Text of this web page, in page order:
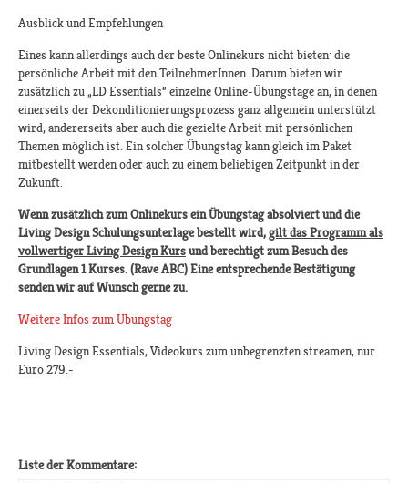
Ausblick und Empfehlungen
Eines kann allerdings auch der beste Onlinekurs nicht bieten: die
persönliche Arbeit mit den TeilnehmerInnen. Darum bieten wir
zusätzlich zu „LD Essentials“ einzelne Online-Übungstage an, in denen
einerseits der Dekonditionierungsprozess ganz allgemein unterstützt
wird, andererseits aber auch die gezielte Arbeit mit persönlichen
Themen möglich ist. Ein solcher Übungstag kann gleich im Paket
mitbestellt werden oder auch zu einem beliebigen Zeitpunkt in der
Zukunft.
Wenn zusätzlich zum Onlinekurs ein Übungstag absolviert und die
Living Design Schulungsunterlage bestellt wird,gilt das Programm als
vollwertiger Living Design Kursund berechtigt zum Besuch des
Grundlagen 1 Kurses. (Rave ABC) Eine entsprechende Bestätigung
senden wir auf Wunsch gerne zu.
Weitere Infos zum Übungstag
Living Design Essentials, Videokurs zum unbegrenzten streamen, nur
Euro 279.-
Liste der Kommentare: